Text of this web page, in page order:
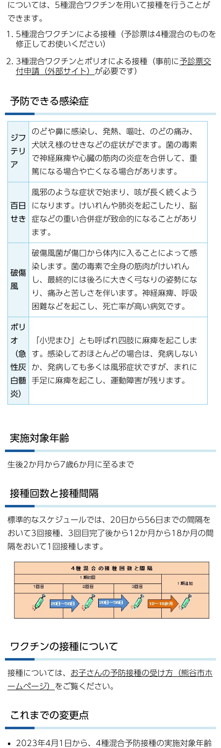
については、5種混合ワクチンを用いて接種を行うことが
できます。
5種混合ワクチンによる接種（予診票は4種混合のものを
修正してお使いください）
3種混合ワクチンとポリオによる接種（事前に予診票交
付申請（外部サイト） が必要です）
予防できる感染症
ジフ
テリ
ア
のどや鼻に感染し、発熱、嘔吐、のどの痛み、
犬吠え様のせきなどの症状がでます。菌の毒素
で神経麻痺や心臓の筋肉の炎症を合併して、重
篤になる場合や亡くなる場合があります。
百日
せき
風邪のような症状で始まり、咳が長く続くよう
になります。けいれんや肺炎を起こしたり、脳
症などの重い合併症が致命的になることがあり
ます。
破傷
風
破傷風菌が傷口から体内に入ることによって感
染します。菌の毒素で全身の筋肉がけいれん
し、最終的には後ろに大きく弓なりの姿勢にな
り、痛みと苦しさを伴います。神経麻痺、呼吸
困難などを起こし、死亡率が高い病気です。
ポリ
オ
（急
性灰
白髄
炎）
「小児まひ」とも呼ばれ四肢に麻痺を起こしま
す。感染しておほとんどの場合は、発病しない
か、発病しても多くは風邪症状ですが、まれに
手足に麻痺を起こし、運動障害が残ります。
実施対象年齢
生後2か月から7歳6か月に至るまで
接種回数と接種間隔
標準的なスケジュールでは、20日から56日までの間隔を
おいて3回接種、3回目完了後から12か月から18か月の間
隔をおいて1回接種します。
ワクチンの接種について
接種については、 お子さんの予防接種の受け方（熊谷市ホ
ームページ） をご覧ください。
これまでの変更点
2023年4月1日から、4種混合予防接種の実施対象年齢